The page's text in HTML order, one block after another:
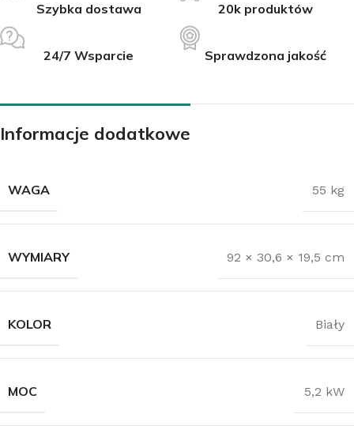
Szybka dostawa 20k produktów
24/7 Wsparcie Sprawdzona jakość
Informacje dodatkowe
WAGA 55 kg
WYMIARY 92 × 30,6 × 19,5 cm
KOLOR Biały
MOC 5,2 kW